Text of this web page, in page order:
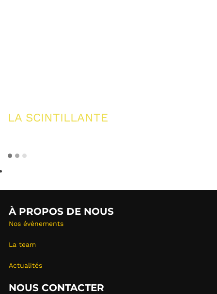
LA SCINTILLANTE
À PROPOS DE NOUS
Nos évènements
La team
Actualités
NOUS CONTACTER